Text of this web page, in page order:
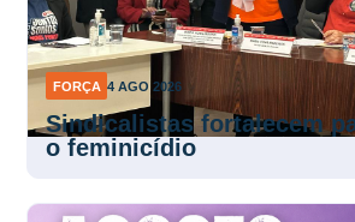
FORÇA 4 AGO 2026
Sindicalistas fortalecem
o feminicídio